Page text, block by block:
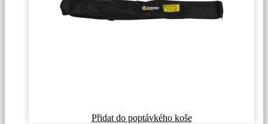
Přidat do poptávkého koše